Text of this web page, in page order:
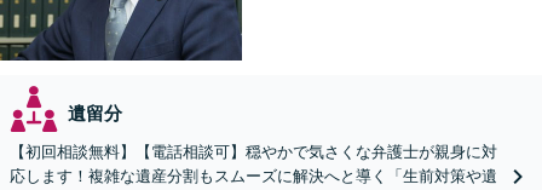
遺留分
【初回相談無料】【電話相談可】穏やかで気さくな弁護士が親身に対
応します！複雑な遺産分割もスムーズに解決へと導く「生前対策や遺